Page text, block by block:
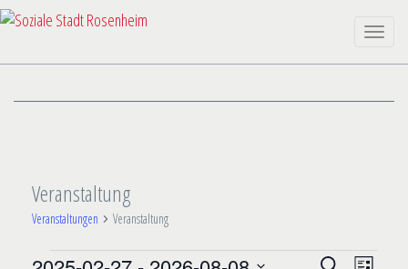
Toggle
Veranstaltung
Veranstaltungen Veranstaltung